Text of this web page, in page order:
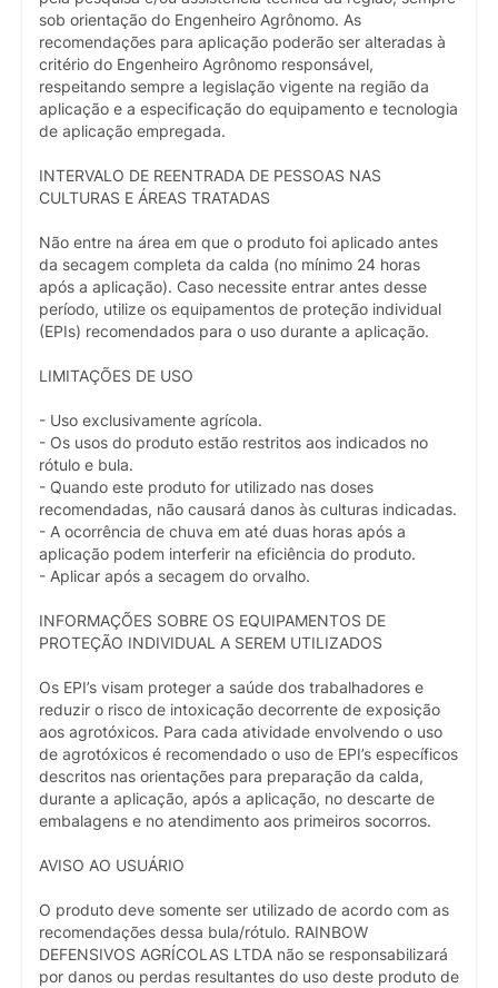
sob orientação do Engenheiro Agrônomo. As
recomendações para aplicação poderão ser alteradas à
critério do Engenheiro Agrônomo responsável,
respeitando sempre a legislação vigente na região da
aplicação e a especificação do equipamento e tecnologia
de aplicação empregada.
INTERVALO DE REENTRADA DE PESSOAS NAS
CULTURAS E ÁREAS TRATADAS
Não entre na área em que o produto foi aplicado antes
da secagem completa da calda (no mínimo 24 horas
após a aplicação). Caso necessite entrar antes desse
período, utilize os equipamentos de proteção individual
(EPIs) recomendados para o uso durante a aplicação.
LIMITAÇÕES DE USO
- Uso exclusivamente agrícola.
- Os usos do produto estão restritos aos indicados no
rótulo e bula.
- Quando este produto for utilizado nas doses
recomendadas, não causará danos às culturas indicadas.
- A ocorrência de chuva em até duas horas após a
aplicação podem interferir na eficiência do produto.
- Aplicar após a secagem do orvalho.
INFORMAÇÕES SOBRE OS EQUIPAMENTOS DE
PROTEÇÃO INDIVIDUAL A SEREM UTILIZADOS
Os EPI’s visam proteger a saúde dos trabalhadores e
reduzir o risco de intoxicação decorrente de exposição
aos agrotóxicos. Para cada atividade envolvendo o uso
de agrotóxicos é recomendado o uso de EPI’s específicos
descritos nas orientações para preparação da calda,
durante a aplicação, após a aplicação, no descarte de
embalagens e no atendimento aos primeiros socorros.
AVISO AO USUÁRIO
O produto deve somente ser utilizado de acordo com as
recomendações dessa bula/rótulo. RAINBOW
DEFENSIVOS AGRÍCOLAS LTDA não se responsabilizará
por danos ou perdas resultantes do uso deste produto de